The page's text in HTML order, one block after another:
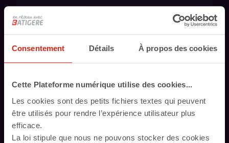
Consentement Détails À propos des cookies
Cette Plateforme numérique utilise des cookies...
Les cookies sont des petits fichiers textes qui peuvent
être utilisés pour rendre l’expérience utilisateur plus
efficace.
La loi stipule que nous ne pouvons stocker des cookies
Communication de crise